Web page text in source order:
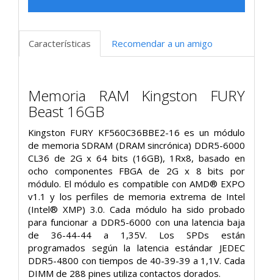
Características Recomendar a un amigo
Memoria RAM Kingston FURY
Beast 16GB
Kingston FURY KF560C36BBE2-16 es un módulo
de memoria SDRAM (DRAM sincrónica) DDR5-6000
CL36 de 2G x 64 bits (16GB), 1Rx8, basado en
ocho componentes FBGA de 2G x 8 bits por
módulo. El módulo es compatible con AMD® EXPO
v1.1 y los perfiles de memoria extrema de Intel
(Intel® XMP) 3.0. Cada módulo ha sido probado
para funcionar a DDR5-6000 con una latencia baja
de 36-44-44 a 1,35V. Los SPDs están
programados según la latencia estándar JEDEC
DDR5-4800 con tiempos de 40-39-39 a 1,1V. Cada
DIMM de 288 pines utiliza contactos dorados.